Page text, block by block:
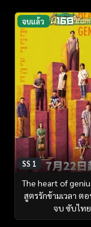
จบแล้ว
SS 1
The heart of
สูตรรักข้ามเวลา ต
จบ ซับไทย